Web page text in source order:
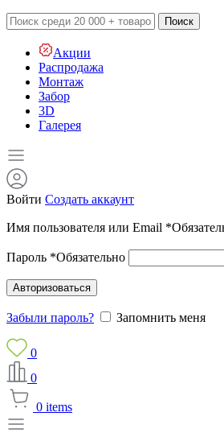
Поиск
Акции
Распродажа
Монтаж
Забор
3D
Галерея
Войти Создать аккаунт
Имя пользователя или Email *
Пароль *Обязательно
Авторизоваться
Забыли пароль? Запомнить меня
0
0
0 items